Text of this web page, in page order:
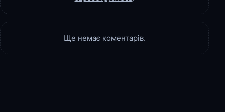
Ще немає коментарів.